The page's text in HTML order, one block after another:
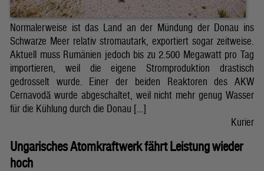
Normalerweise ist das Land an der Mündung der Donau ins
Schwarze Meer relativ stromautark, exportiert sogar zeitweise.
Aktuell muss Rumänien jedoch bis zu 2.500 Megawatt pro Tag
importieren, weil die eigene Stromproduktion drastisch
gedrosselt wurde. Einer der beiden Reaktoren des AKW
Cernavodă wurde abgeschaltet, weil nicht mehr genug Wasser
für die Kühlung durch die Donau […]
Kurier
Ungarisches Atomkraftwerk fährt Leistung wieder
hoch